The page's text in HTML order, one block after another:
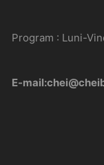
Program : Luni-
E-